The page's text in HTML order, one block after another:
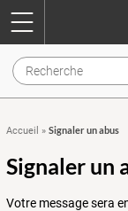
Accueil » Signaler un abus
Signaler un
Votre message sera